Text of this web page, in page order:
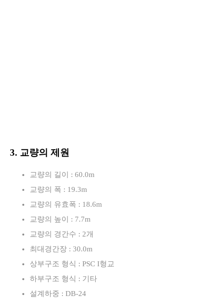
3. 교량의 제원
교량의 길이 : 60.0m
교량의 폭 : 19.3m
교량의 유효폭 : 18.6m
교량의 높이 : 7.7m
교량의 경간수 : 2개
최대경간장 : 30.0m
상부구조 형식 : PSC I형교
하부구조 형식 : 기타
설계하중 : DB-24